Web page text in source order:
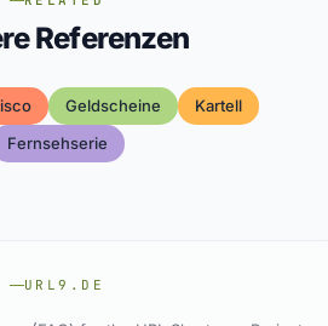
Referenzen
Geldscheine
Kartell
Fernsehserie
URL9.DE